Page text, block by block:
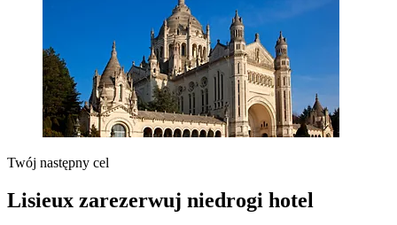
Twój następny cel
Lisieux zarezerwuj niedrogi hotel